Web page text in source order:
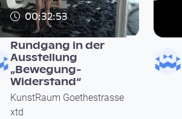
00:32:53
Rundgang in der
Ausstellung
„Bewegung-
Widerstand“
KunstRaum Goethestrasse
xtd